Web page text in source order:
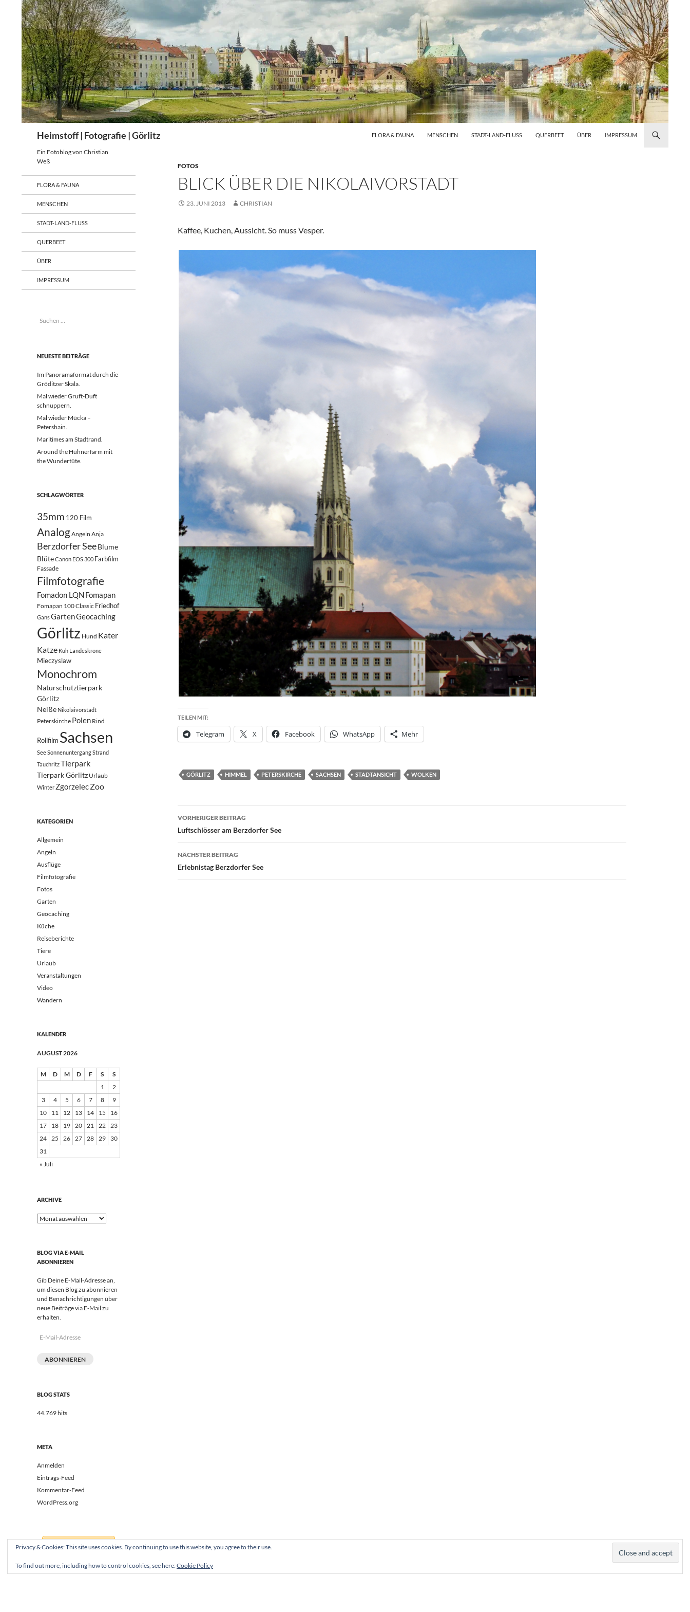
springen
Heimstoff | Fotografie | Görlitz FLORA & FAUNA MENSCHEN STADT-LAND-FLUSS QUERBEET ÜBER IMPRESSUM
FOTOS
BLICK ÜBER DIE NIKOLAIVORSTADT
23. JUNI 2013 CHRISTIAN
Kaffee, Kuchen, Aussicht. So muss Vesper.
TEILEN MIT:
Telegram X Facebook WhatsApp Mehr
GÖRLITZ HIMMEL PETERSKIRCHE SACHSEN STADTANSICHT WOLKEN
Beitragsnavigation
VORHERIGER BEITRAG
Luftschlösser am Berzdorfer See
NÄCHSTER BEITRAG
Erlebnistag Berzdorfer See
Ein Fotoblog von Christian
Weß
FLORA & FAUNA
MENSCHEN
STADT-LAND-FLUSS
QUERBEET
ÜBER
IMPRESSUM
Suchen
NEUESTE BEITRÄGE
Im Panoramaformat durch die
Gröditzer Skala.
Mal wieder Gruft-Duft
schnuppern.
Mal wieder Mücka –
Petershain.
Maritimes am Stadtrand.
Around the Hühnerfarm mit
the Wundertüte.
SCHLAGWÖRTER
35mm 120 Film
AnalogAngeln Anja
Berzdorfer SeeBlume
BlüteCanon EOS 300 Farbfilm
Fassade
Filmfotografie
Fomadon LQN Fomapan
Fomapan 100 Classic Friedhof
GansGartenGeocaching
Görlitz Hund Kater
Katze Kuh Landeskrone
Mieczyslaw
Monochrom
Naturschutztierpark
Görlitz
Neiße Nikolaivorstadt
Peterskirche Polen Rind
Rollfilm Sachsen
SeeSonnenuntergangStrand
TauchritzTierpark
Tierpark Görlitz Urlaub
Winter ZgorzelecZoo
KATEGORIEN
Allgemein
Angeln
Ausflüge
Filmfotografie
Fotos
Garten
Geocaching
Küche
Reiseberichte
Tiere
Urlaub
Veranstaltungen
Video
Wandern
KALENDER
AUGUST 2026
M D M D F S
S
1
2
3
4 5 6 7 8
9
10
11 12 13 14 15
16
17
18 19 20 21 22 23
24 25 26 27 28 29
30
31
« Juli
ARCHIVE
Archive
BLOG VIA E-MAIL
ABONNIEREN
Gib Deine E-Mail-Adresse an,
um diesen Blog zu abonnieren
und Benachrichtigungen über
neue Beiträge via E-Mail zu
erhalten.
E-
ABONNIEREN
BLOG STATS
44.769 hits
META
Anmelden
Eintrags-Feed
Kommentar-Feed
WordPress.org
Privacy & Cookies: This site uses cookies. By continuing to use this website, you agree to their use.
To find out more, including how to control cookies, see here:Cookie Policy